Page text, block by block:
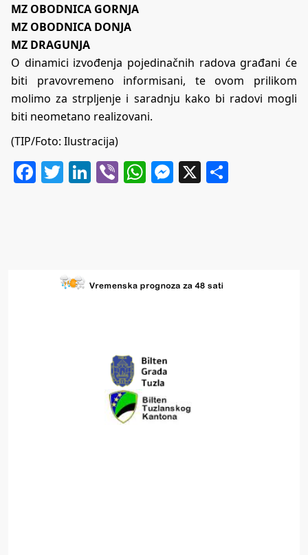
MZ OBODNICA GORNJA
MZ OBODNICA DONJA
MZ DRAGUNJA
O dinamici izvođenja pojedinačnih radova građani će
biti pravovremeno informisani, te ovom prilikom
molimo za strpljenje i saradnju kako bi radovi mogli
biti neometano realizovani.
(TIP/Foto: Ilustracija)
Facebook
Twitter
LinkedIn
ViberWhatsApp
Messenger
X